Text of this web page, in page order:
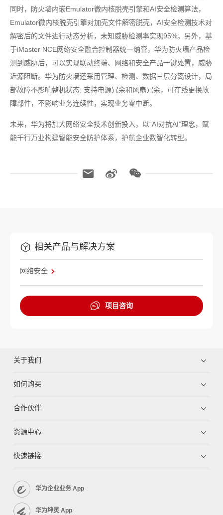
同时，防火墙内嵌Emulator微内核脱壳引擎和AI安全检测算法，
Emulator微内核脱壳引擎对加壳文件解密脱壳，AI安全检测技术对
解密后的文件进行动态分析，未知威胁检测率实现95%。另外，基
于iMaster NCE网络安全融合控制器统一纳管，华为防火墙产品检
测到威胁后，可以实现联动终端、网络和安全产品一键处置，威胁
近源阻断。华为防火墙还采用管理、检测、数据三层分离设计，局
部故障不影响整机状态; 支持电源冗余和风扇冗余，可在线更换故
障部件，不影响业务连续性，实现业务零中断。
未来，华为将加大网络安全技术创新投入，以“AI对抗AI”理念，赋
能千行万业构建智能安全防护体系，护航企业数智化转型。
相关产品与解决方案
网络安全
项目咨询
关于我们
如何购买
合作伙伴
资源中心
快速链接
华为企业业务 App
华为坤灵 App